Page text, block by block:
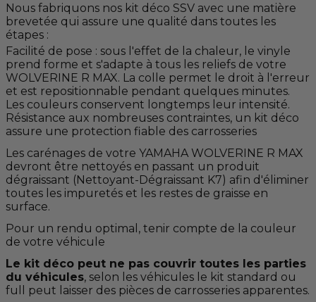
Nous fabriquons nos kit déco SSV avec une matière
brevetée qui assure une qualité dans toutes les
étapes :
Facilité de pose : sous l'effet de la chaleur, le vinyle
prend forme et s'adapte à tous les reliefs de votre
WOLVERINE R MAX. La colle permet le droit à l'erreur
et est repositionnable pendant quelques minutes.
Les couleurs conservent longtemps leur intensité.
Résistance aux nombreuses contraintes, un kit déco
assure une protection fiable des carrosseries
Les carénages de votre YAMAHA WOLVERINE R MAX
devront être nettoyés en passant un produit
dégraissant (Nettoyant-Dégraissant K7) afin d'éliminer
toutes les impuretés et les restes de graisse en
surface.
Pour un rendu optimal, tenir compte de la couleur
de votre véhicule
Le kit déco peut ne pas couvrir toutes les parties
du véhicules, selon les véhicules le kit standard ou
full peut laisser des pièces de carrosseries apparentes.